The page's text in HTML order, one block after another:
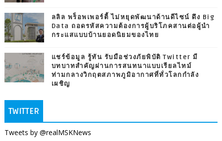
ลลิล พร็อพเพอร์ตี้ ไม่หยุดพัฒนาด้านดีไซน์ ดึง Big
Data ถอดรหัสความต้องการผู้บริโภคสานต่อผู้นำ
กระแสแบบบ้านยอดนิยมของไทย
แชร์ข้อมูล รู้ทัน รับมือช่วงภัยพิบัติ Twitter มี
บทบาทสำคัญผ่านการสนทนาแบบเรียลไทม์
ท่ามกลางวิกฤตสภาพภูมิอากาศที่ทั่วโลกกำลัง
เผชิญ
TWITTER
Tweets by @realMSKNews